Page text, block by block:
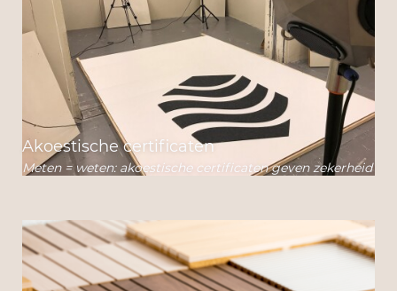
Akoestische certificaten
Meten = weten: akoestische certificaten geven zekerheid